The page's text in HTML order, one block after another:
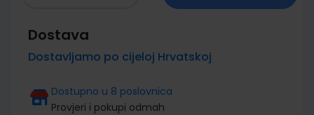
Dostava
Dostavljamo po cijeloj Hrvatskoj
Dostupno u 8 poslovnica
Provjeri i pokupi odmah